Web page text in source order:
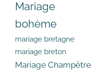
Mariage
bohème
mariage bretagne
mariage breton
Mariage Champêtre